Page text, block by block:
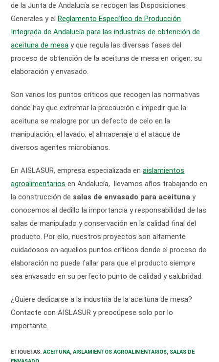
de la Junta de Andalucía se recogen las Disposiciones
Generales y elReglamento Específico de Producción
Integrada de Andalucía para las industrias de obtención de
aceituna de mesa y que regula las diversas fases del
proceso de obtención de la aceituna de mesa en origen, su
elaboración y envasado.
Son varios los puntos críticos que recogen las normativas
donde hay que extremar la precaución e impedir que la
aceituna se malogre por un defecto de celo en la
manipulación, el lavado, el almacenaje o el ataque de
diversos agentes microbianos.
En AISLASUR, empresa especializada enaislamientos
agroalimentarios en Andalucía, llevamos años trabajando en
la construcción de salas de envasado para aceituna y
conocemos al dedillo la importancia y responsabilidad de las
salas de manipulado y conservación en la calidad final del
producto. Por ello, nuestros proyectos son altamente
cuidadosos en aquellos puntos críticos donde el proceso de
elaboración no puede fallar para que el producto siempre
sea envasado en su perfecto punto de calidad y salubridad.
¿Quiere dedicarse a la industria de la aceituna de mesa?
Contacte con AISLASUR y preocúpese solo por lo
importante.
ETIQUETAS:ACEITUNA, AISLAMIENTOS AGROALIMENTARIOS, SALAS DE